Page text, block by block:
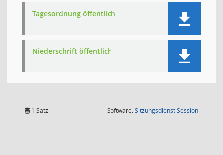
Tagesordnung öffentlich
Niederschrift öffentlich
1 Satz Software:SitzungsdienstSession(Wird in